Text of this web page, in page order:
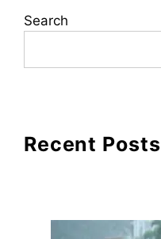
Search
Recent Posts